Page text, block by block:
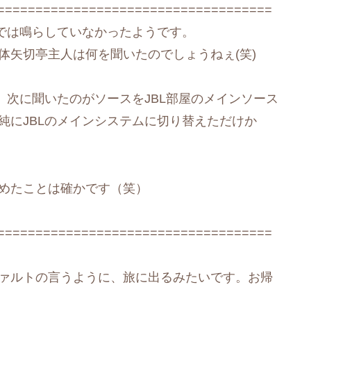
鳴らしていなかったようです。
矢切亭主人は何を聞いたのでしょうねぇ(笑)
に聞いたのがソースをJBL部屋のメインソース
にJBLのメインシステムに切り替えただけか
たことは確かです（笑）
ルトの言うように、旅に出るみたいです。お帰